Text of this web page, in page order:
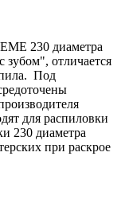
230 диаметра
зубом", отличается
Под
для распиловки
230 диаметра
при раскрое